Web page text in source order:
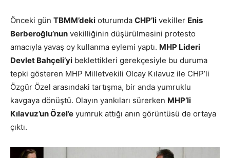
Önceki gün TBMM’deki oturumda CHP’li vekiller Enis
Berberoğlu’nun vekilliğinin düşürülmesini protesto
amacıyla yavaş oy kullanma eylemi yaptı. MHP Lideri
Devlet Bahçeli’yi beklettikleri gerekçesiyle bu duruma
tepki gösteren MHP Milletvekili Olcay Kılavuz ile CHP’li
Özgür Özel arasındaki tartışma, bir anda yumruklu
kavgaya dönüştü. Olayın yankıları sürerken MHP’li
Kılavuz’un Özel’e yumruk attığı anın görüntüsü de ortaya
çıktı.